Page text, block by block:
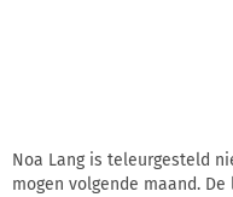
Noa Lang is teleurgesteld
mogen volgende maand.